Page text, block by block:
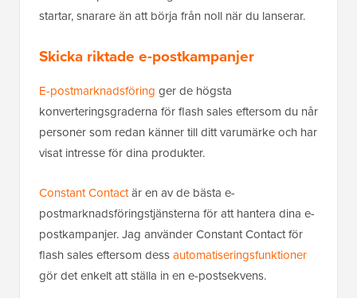
startar, snarare än att börja från noll när du lanserar.
Skicka riktade e-postkampanjer
E-postmarknadsföring ger de högsta
konverteringsgraderna för flash sales eftersom du når
personer som redan känner till ditt varumärke och har
visat intresse för dina produkter.
Constant Contactär en av de bästa e-
postmarknadsföringstjänsterna för att hantera dina e-
postkampanjer. Jag använder Constant Contact för
flash sales eftersom dessautomatiseringsfunktioner
gör det enkelt att ställa in en e-postsekvens.